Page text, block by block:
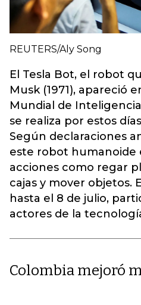
REUTERS/Aly Song
El Tesla Bot, el robot
Musk (1971), apareció
Mundial de
se realiza por estos
Según declaraciones
este robot humanoide
acciones como regar
cajas y mover objetos.
hasta el 8 de julio,
actores de la
Colombia mejoró